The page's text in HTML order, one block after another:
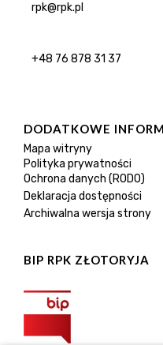
rpk@rpk.pl
+48 76 878 31 37
DODATKOWE
Mapa witryny
Polityka prywatności
Ochrona danych (RODO)
Deklaracja dostępności
Archiwalna wersja strony
BIP RPK ZŁOTORYJA